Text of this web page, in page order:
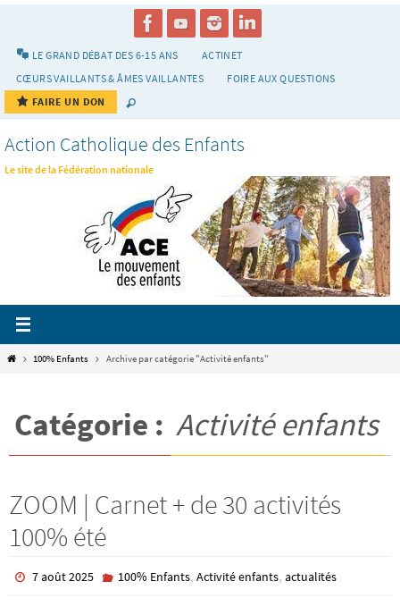
LE GRAND DÉBAT DES 6-15 ANS
ACTINET
CŒURS VAILLANTS & ÂMES VAILLANTES
FOIRE AUX QUESTIONS
FAIRE UN DON
Action Catholique des Enfants
Le site de la Fédération nationale
Home100% Enfants Archive par catégorie "Activité enfants"
Catégorie : Activité enfants
ZOOM | Carnet + de 30 activités
100% été
7 août 2025 100% Enfants, Activité enfants, actualités